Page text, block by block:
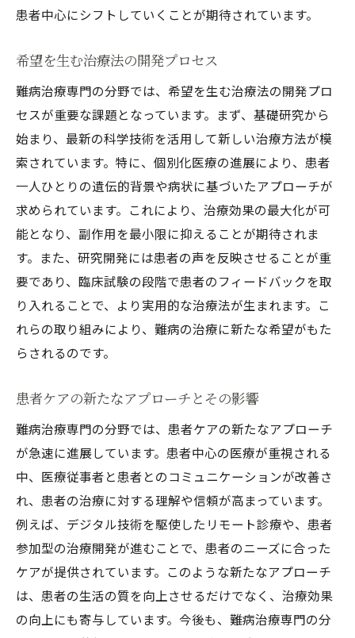
患者中心にシフトしていくことが期待されています。
希望を生む治療法の開発プロセス
難病治療専門の分野では、希望を生む治療法の開発プロ
セスが重要な課題となっています。まず、基礎研究から
始まり、最新の科学技術を活用して新しい治療方法が模
索されています。特に、個別化医療の進展により、患者
一人ひとりの遺伝的背景や病状に基づいたアプローチが
求められています。これにより、治療効果の最大化が可
能となり、副作用を最小限に抑えることが期待されま
す。また、研究開発には患者の声を反映させることが重
要であり、臨床試験の段階で患者のフィードバックを取
り入れることで、より実用的な治療法が生まれます。こ
れらの取り組みにより、難病の治療に新たな希望がもた
らされるのです。
患者ケアの新たなアプローチとその影響
難病治療専門の分野では、患者ケアの新たなアプローチ
が急速に進展しています。患者中心の医療が重視される
中、医療従事者と患者とのコミュニケーションが改善さ
れ、患者の治療に対する理解や信頼が高まっています。
例えば、デジタル技術を駆使したリモート診療や、患者
参加型の治療開発が進むことで、患者のニーズに合った
ケアが提供されています。このような新たなアプローチ
は、患者の生活の質を向上させるだけでなく、治療効果
の向上にも寄与しています。今後も、難病治療専門の分